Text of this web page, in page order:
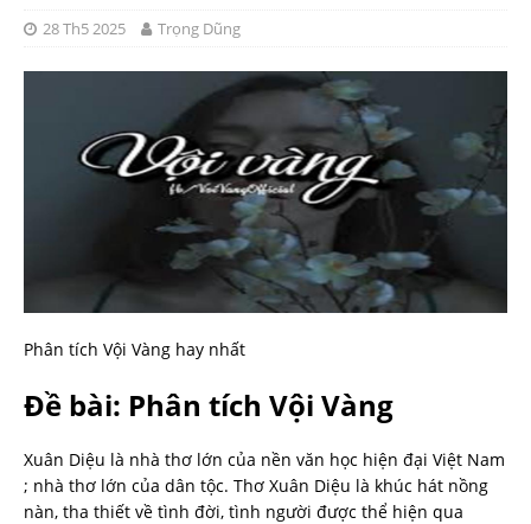
28 Th5 2025 Trọng Dũng
Phân tích Vội Vàng hay nhất
Đề bài: Phân tích Vội Vàng
Xuân Diệu là nhà thơ lớn của nền văn học hiện đại Việt Nam
; nhà thơ lớn của dân tộc. Thơ Xuân Diệu là khúc hát nồng
nàn, tha thiết về tình đời, tình người được thể hiện qua